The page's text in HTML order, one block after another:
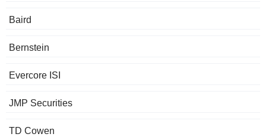
Baird
Bernstein
Evercore ISI
JMP Securities
TD Cowen